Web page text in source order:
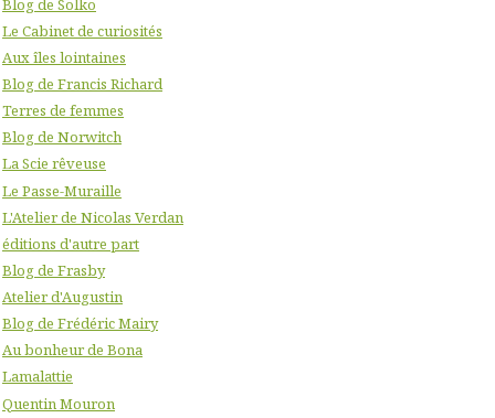
Blog de Solko
Le Cabinet de curiosités
Aux îles lointaines
Blog de Francis Richard
Terres de femmes
Blog de Norwitch
La Scie rêveuse
Le Passe-Muraille
L'Atelier de Nicolas Verdan
éditions d'autre part
Blog de Frasby
Atelier d'Augustin
Blog de Frédéric Mairy
Au bonheur de Bona
Lamalattie
Quentin Mouron